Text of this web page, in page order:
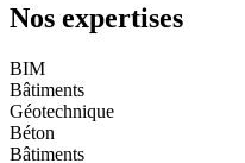
Nos expertises
BIM
Bâtiments
Géotechnique
Béton
Bâtiments